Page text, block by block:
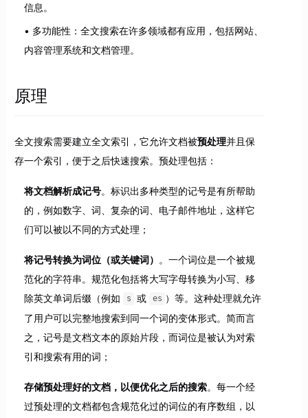
信息。
多功能性：全文搜索在许多领域都有应用，包括网站、
内容管理系统和文档管理。
原理
全文搜索需要建立全文索引，它允许文档被预处理并且保
存一个索引，便于之后快速搜索。预处理包括：
将文档解析成记号。标识出多种类型的记号是有所帮助
的，例如数字、词、复杂的词、电子邮件地址，这样它
们可以被以不同的方式处理；
将记号转换为词位（或关键词） 。一个词位是一个被规
范化的字符串。规范化包括将大写字母转换为小写、移
除英文单词后缀（例如
s 或 es ）等。这种处理就允许
了用户可以完整地搜索到同一个词的变体形式。简而言
之，记号是文档文本的原始片段，而词位是被认为对索
引和搜索有用的词；
存储预处理好的文档，以便优化之后的搜索。每一个经
过预处理的文档都包含规范化过的词位的有序数组，以